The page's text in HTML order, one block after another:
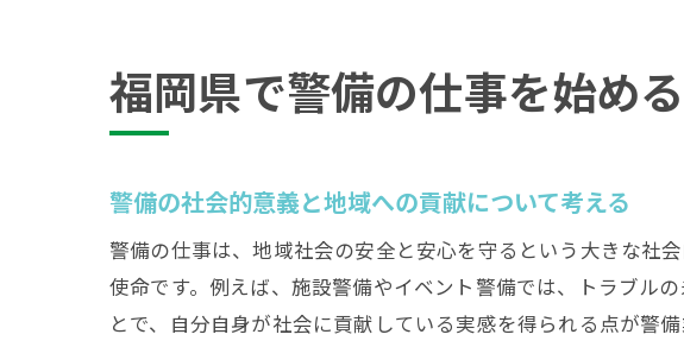
福岡
警備業務の
夜勤手
警備
施設警
警備員
福岡県で警備の仕事を始め
警備の社会的意義と地域への貢献について考える
警備の仕事は、地域社会の安全と安心を守るという大きな社
使命です。例えば、施設警備やイベント警備では、トラブル
とで、自分自身が社会に貢献している実感を得られる点が警備